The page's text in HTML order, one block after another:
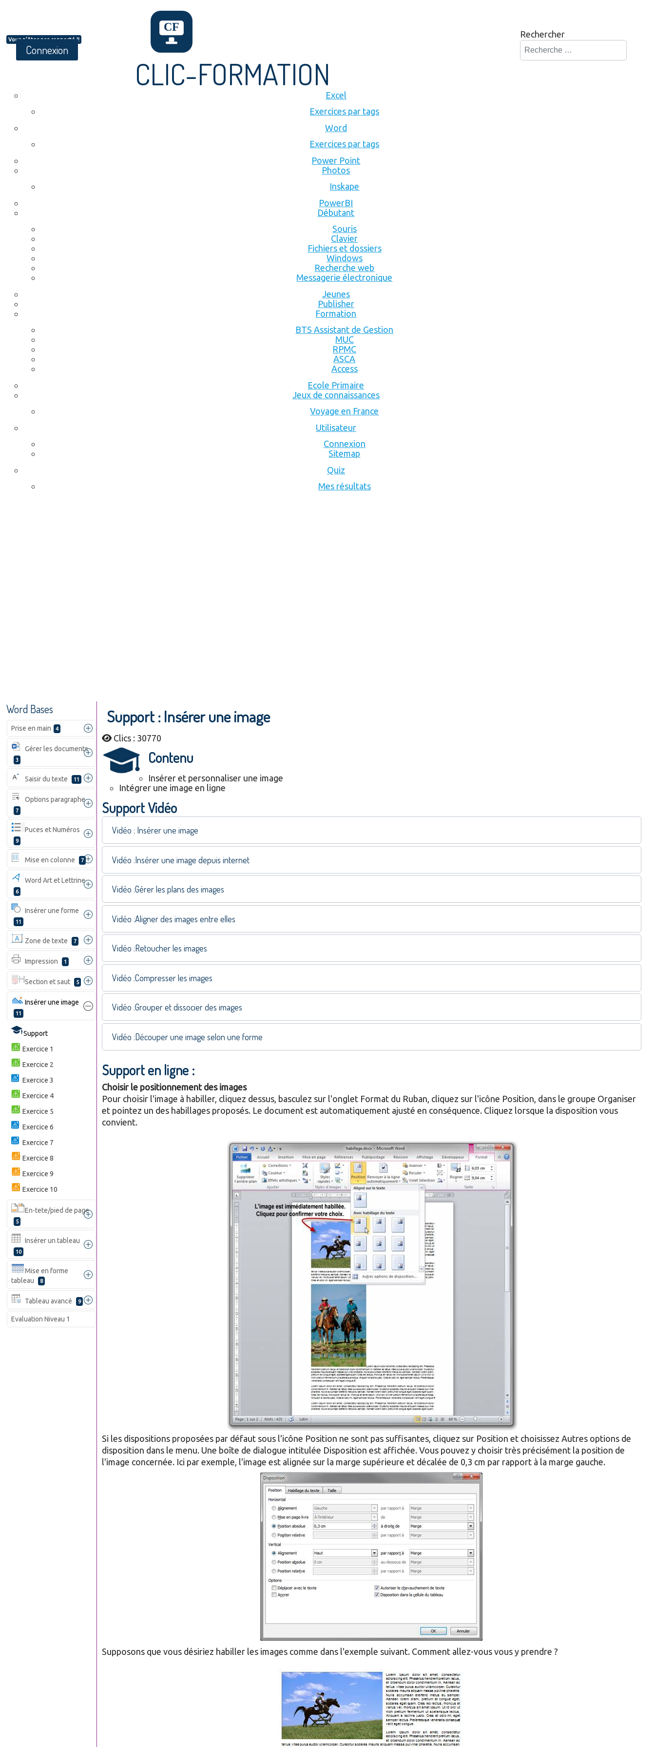
Vous n'êtes pas connecté !!
Connexion
CLIC-FORMATION
Rechercher
Excel
Exercices par tags
Word
Exercices par tags
Power Point
Photos
Inskape
PowerBI
Débutant
Souris
Clavier
Fichiers et dossiers
Windows
Recherche web
Messagerie électronique
Jeunes
Publisher
Formation
BTS Assistant de Gestion
MUC
RPMC
ASCA
Access
Ecole Primaire
Jeux de connaissances
Voyage en France
Utilisateur
Connexion
Sitemap
Quiz
Mes résultats
Word Bases
Prise en main 4
Gérer les documents
3
Saisir du texte 11
Options paragraphe
7
Puces et Numéros
9
Mise en colonne 7
Word Art et Lettrine
6
Insérer une forme
11
Zone de texte 7
Impression 1
Section et saut 5
Insérer une image
11
Support
Exercice 1
Exercice 2
Exercice 3
Exercice 4
Exercice 5
Exercice 6
Exercice 7
Exercice 8
Exercice 9
Exercice 10
En-tete/pied de page
5
Insérer un tableau
10
Mise en forme
tableau
8
Tableau avancé 9
Evaluation Niveau 1
Support : Insérer une image
Clics : 30770
Contenu
Insérer et personnaliser une image
Intégrer une image en ligne
Support Vidéo
Vidéo : Insérer une image
Vidéo :Insérer une image depuis internet
Vidéo :Gérer les plans des images
Vidéo :Aligner des images entre elles
Vidéo :Retoucher les images
Vidéo :Compresser les images
Vidéo :Grouper et dissocier des images
Vidéo :Découper une image selon une forme
Support en ligne :
Choisir le positionnement des images
Pour choisir l'image à habiller, cliquez dessus, basculez sur l'onglet Format du Ruban, cliquez sur l'icône Position, dans le groupe Organiser
et pointez un des habillages proposés. Le document est automatiquement ajusté en conséquence. Cliquez lorsque la disposition vous
convient.
Si les dispositions proposées par défaut sous l'icône Position ne sont pas suffisantes, cliquez sur Position et choisissez Autres options de
disposition dans le menu. Une boîte de dialogue intitulée Disposition est affichée. Vous pouvez y choisir très précisément la position de
l'image concernée. Ici par exemple, l'image est alignée sur la marge supérieure et décalée de 0,3 cm par rapport à la marge gauche.
Supposons que vous désiriez habiller les images comme dans l'exemple suivant. Comment allez-vous vous y prendre ?